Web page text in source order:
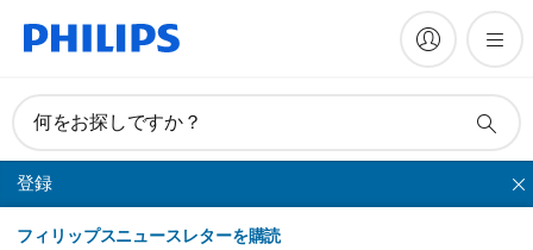
何をお探しですか？
登録
フィリップスニュースレターを購読
シリーズシェーバー